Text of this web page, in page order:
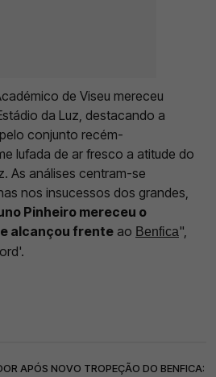
de Viseu mereceu
da Luz, destacando a
conjunto recém-
lufada de ar fresco a atitude do
As análises centram-se
nos insucessos dos grandes,
Pinheiro mereceu o
alcançou frente ao Benfica",
APÓS NOVO TROPEÇÃO DO BENFICA: